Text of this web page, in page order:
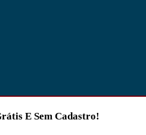
E Sem Cadastro!